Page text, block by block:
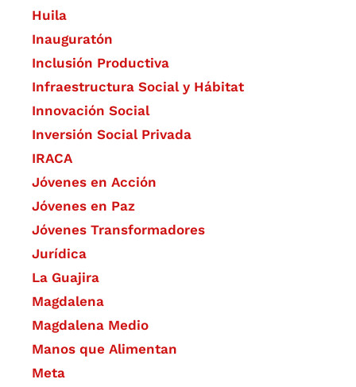
Huila
Inauguratón
Inclusión Productiva
Infraestructura Social y Hábitat
​Innovación Social
Inversión Social Privada
IRACA
Jóvenes en Acción
Jóvenes en Paz
Jóvenes Transformadores
Jurídica
La Guajira
Magdalena
Magdalena Medio
Manos que Alimentan
Meta